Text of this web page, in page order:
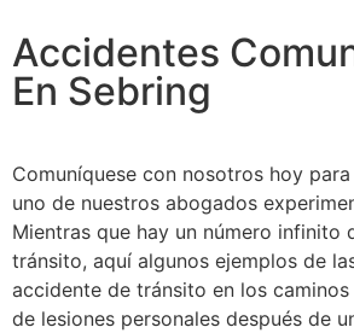
Accidentes
En Sebring
Comuníquese con nosotros hoy
uno de nuestros abogados
Mientras que hay un número infinito
tránsito, aquí algunos ejemplos de
accidente de tránsito en los
de lesiones personales después de